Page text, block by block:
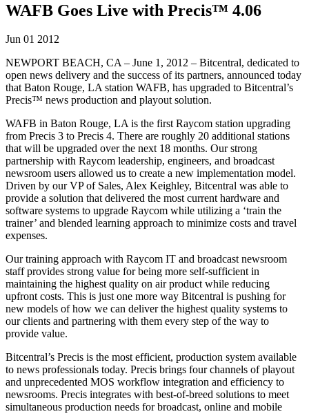
WAFB Goes Live with Precis™ 4.06
Jun 01 2012
NEWPORT BEACH, CA – June 1, 2012 – Bitcentral, dedicated to
open news delivery and the success of its partners, announced today
that Baton Rouge, LA station WAFB, has upgraded to Bitcentral’s
Precis™ news production and playout solution.
WAFB in Baton Rouge, LA is the first Raycom station upgrading
from Precis 3 to Precis 4. There are roughly 20 additional stations
that will be upgraded over the next 18 months. Our strong
partnership with Raycom leadership, engineers, and broadcast
newsroom users allowed us to create a new implementation model.
Driven by our VP of Sales, Alex Keighley, Bitcentral was able to
provide a solution that delivered the most current hardware and
software systems to upgrade Raycom while utilizing a ‘train the
trainer’ and blended learning approach to minimize costs and travel
expenses.
Our training approach with Raycom IT and broadcast newsroom
staff provides strong value for being more self-sufficient in
maintaining the highest quality on air product while reducing
upfront costs. This is just one more way Bitcentral is pushing for
new models of how we can deliver the highest quality systems to
our clients and partnering with them every step of the way to
provide value.
Bitcentral’s Precis is the most efficient, production system available
to news professionals today. Precis brings four channels of playout
and unprecedented MOS workflow integration and efficiency to
newsrooms. Precis integrates with best-of-breed solutions to meet
simultaneous production needs for broadcast, online and mobile